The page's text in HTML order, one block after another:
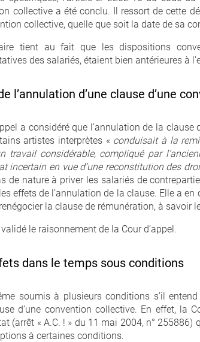
collective a été conclu. Il ressort de cette
collective, quelle que soit la date de sa
tient au fait que les dispositions
des salariés, étaient bien antérieures à
l’annulation d’une clause d’une
a considéré que l’annulation de la
artistes interprètes « conduisait à la
travail considérable, compliqué par
incertain en vue d’une reconstitution des
de nature à priver les salariés de
effets de l’annulation de la clause. Elle a
la clause de rémunération, à savoir
le raisonnement de la Cour d’appel.
dans le temps sous conditions
soumis à plusieurs conditions s’il
d’une convention collective. En effet, la
(arrêt « A.C. ! » du 11 mai 2004, n°
à certaines conditions.